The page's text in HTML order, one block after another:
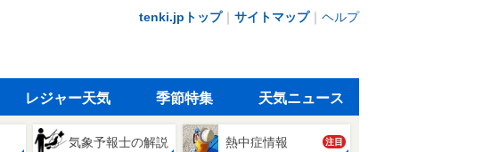
tenki.jpトップ｜ サイトマップ｜ ヘルプ
レジャー天気 季節特集 天気ニュース
気象予報士の解説 熱中症情報 注目